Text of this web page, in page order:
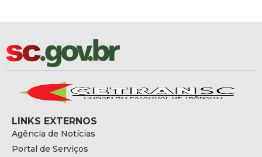
LINKS EXTERNOS
Agência de Notícias
Portal de Serviços